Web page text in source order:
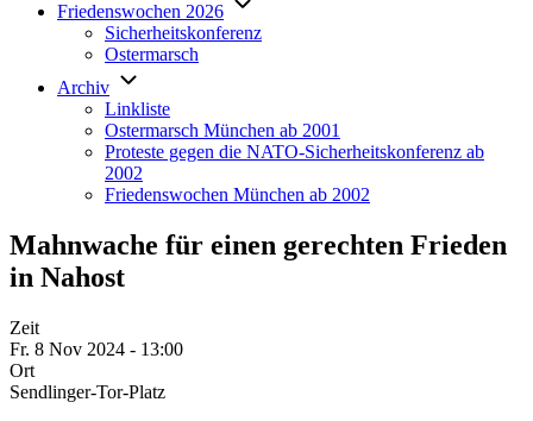
Friedenswochen 2026
Sicherheitskonferenz
Ostermarsch
Archiv
Linkliste
Ostermarsch München ab 2001
Proteste gegen die NATO-Sicherheitskonferenz ab
2002
Friedenswochen München ab 2002
Mahnwache für einen gerechten Frieden
in Nahost
Zeit
Fr. 8 Nov 2024 - 13:00
Ort
Sendlinger-Tor-Platz